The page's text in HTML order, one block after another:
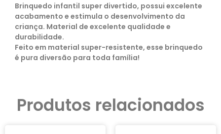
Brinquedo infantil super divertido, possui excelente
acabamento e estimula o desenvolvimento da
criança. Material de excelente qualidade e
durabilidade.
Feito em material super-resistente, esse brinquedo
é pura diversão para toda família!
Produtos relacionados